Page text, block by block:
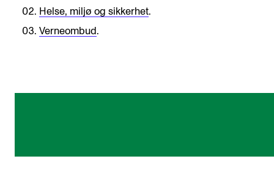
Helse, miljø og sikkerhet.
Verneombud .